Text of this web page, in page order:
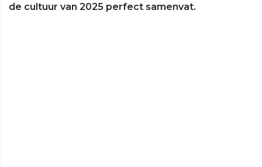
de cultuur van 2025 perfect samenvat.